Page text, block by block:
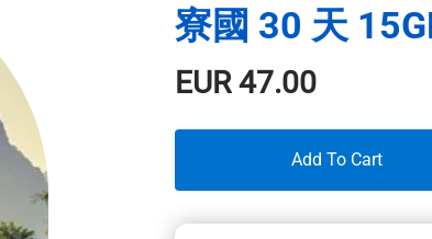
寮國 30 天
EUR47.00
Add To Cart